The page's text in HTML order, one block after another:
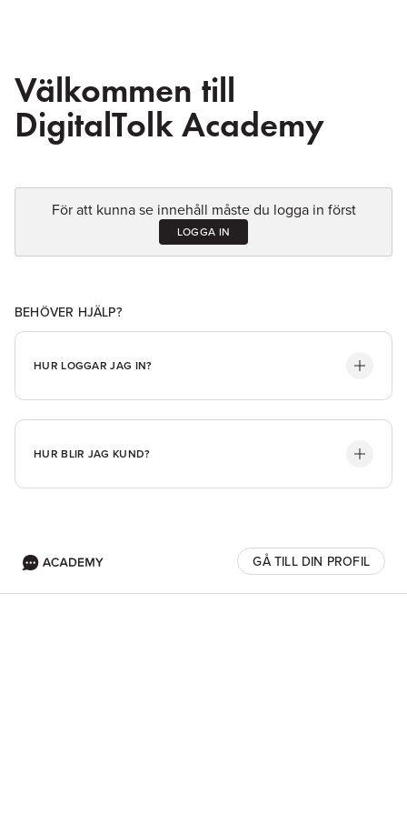
Välkommen till
DigitalTolk Academy
För att kunna se innehåll måste du logga in först
LOGGA IN
BEHÖVER HJÄLP?
HUR LOGGAR JAG IN?
HUR BLIR JAG KUND?
GÅ TILL DIN PROFIL